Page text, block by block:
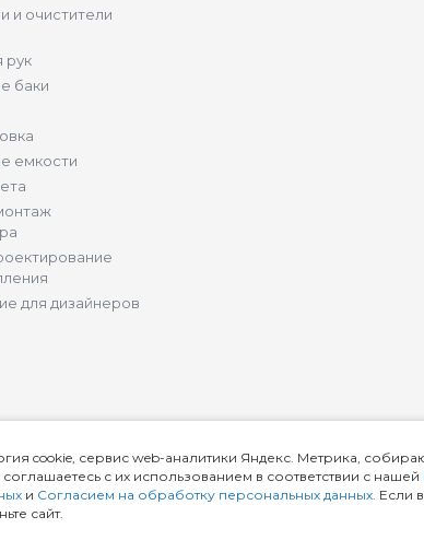
и очистители
рук
баки
емкости
для дизайнеров
cookie, сервис web-аналитики Яндекс. Метрика,
с их использованием в соответствии с нашей
и Согласием на обработку персональных данных. Если
сайт.